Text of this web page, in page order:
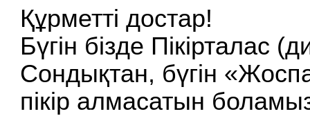
Құрметті достар!
Бүгін бізде Пікірталас
Сондықтан, бүгін
пікір алмасатын